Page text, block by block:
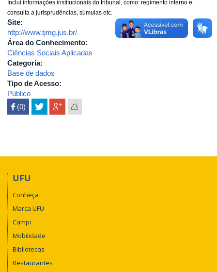
Inclui informações institucionais do tribunal, como: regimento interno e
consulta a jurisprudências, súmulas etc.
Site:
http://www.tjmg.jus.br/
Área do Conhecimento:
Ciências Sociais Aplicadas
Categoria:
Base de dados
Tipo de Acesso:
Público
 (0)
UFU
Conheça
Marca UFU
Campi
Mobilidade
Bibliotecas
Restaurantes